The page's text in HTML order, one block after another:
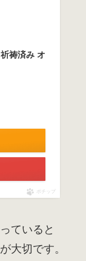
祷済み オ
ポチップ
ていると
大切です。